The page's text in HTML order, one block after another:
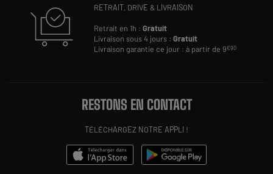
RETRAIT, DRIVE & LIVRAISON
Retrait en 1h :Gratuit
Livraison sous 4 jours :Gratuit
Livraison garantie ce jour : à partir de 9€90
RESTONS EN CONTACT
TÉLÉCHARGEZ NOTRE APPLI !